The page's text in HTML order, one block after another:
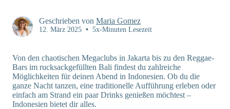
Geschrieben von Maria Gomez
12. März 2025 • 5x-Minuten Lesezeit
Von den chaotischen Megaclubs in Jakarta bis zu den Reggae-
Bars im rucksackgefüllten Bali findest du zahlreiche
Möglichkeiten für deinen Abend in Indonesien. Ob du die
ganze Nacht tanzen, eine traditionelle Aufführung erleben oder
einfach am Strand ein paar Drinks genießen möchtest –
Indonesien bietet dir alles.